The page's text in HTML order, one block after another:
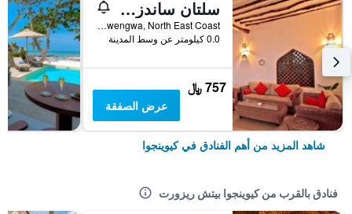
سلتان ساندز أيلاند ريزورت آند سبا
Po Box 3276,Kiwengwa, North East Coast, كيوينجوا, تنزانيا
0.0 كيلومتر عن وسط المدينة
757 ﷼
عرض الصفقة
شاهد المزيد من أهم الفنادق في كيوينجوا
فنادق بالقرب من كيوينجوا بيتش ريزورت